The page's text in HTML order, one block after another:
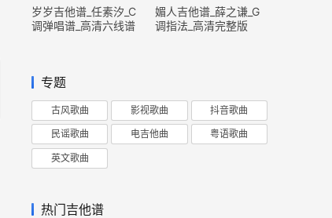
岁岁吉他谱_任素汐_C
调弹唱谱_高清六线谱
媚人吉他谱_薛之谦_G
调指法_高清完整版
专题
古风歌曲 影视歌曲 抖音歌曲
民谣歌曲 电吉他曲 粤语歌曲
英文歌曲
热门吉他谱